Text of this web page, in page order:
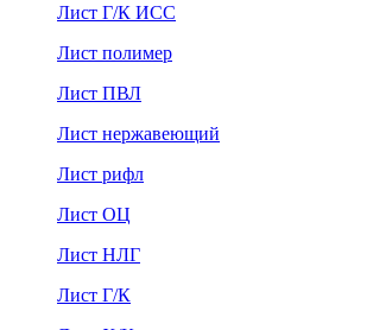
Лист Г/К ИСС
Лист полимер
Лист ПВЛ
Лист нержавеющий
Лист рифл
Лист ОЦ
Лист НЛГ
Лист Г/К